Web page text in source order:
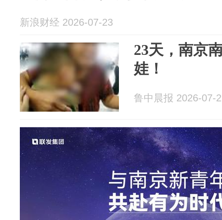
新浪财经 2026-07-23
23天，南京
娃！
鲁中晨报 2026-07-